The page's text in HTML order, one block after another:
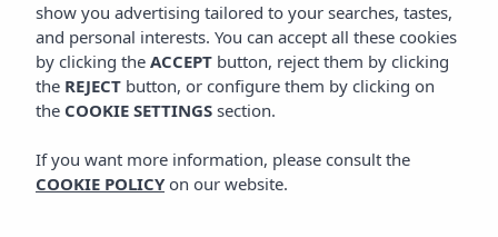
Kamers
Vibra Palma Cactus Hotel
Uw thuis weg van huis
show you advertising tailored to your searches, tastes,
and personal interests. You can accept all these cookies
by clicking the ACCEPT button, reject them by clicking
the REJECT button, or configure them by clicking on
the COOKIE SETTINGS section.
If you want more information, please consult the
COOKIE POLICY on our website.